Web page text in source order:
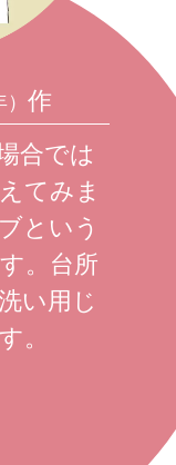
作
合では
てみま
という
。台所
い用じ
。